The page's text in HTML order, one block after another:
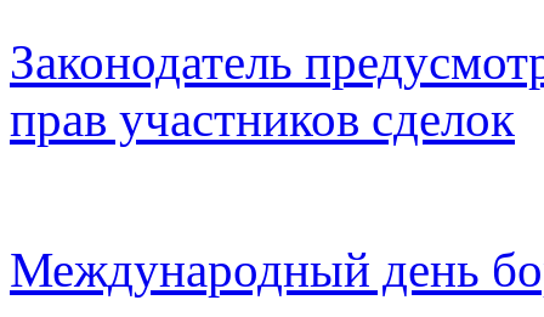
Законодатель
прав участников сделок
Международный день